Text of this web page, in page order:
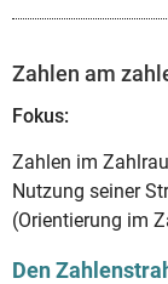
Zahlen am
Fokus:
Zahlen im
Nutzung seiner
(Orientierung im
Den